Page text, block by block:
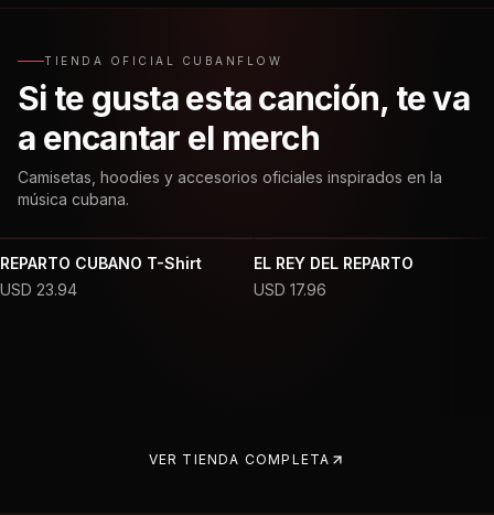
TIENDA OFICIAL CUBANFLOW
Si te gusta esta canción, te va
a encantar el merch
Camisetas, hoodies y accesorios oficiales inspirados en la
música cubana.
REPARTO CUBANO T-Shirt
USD 23.94
EL REY DEL REPARTO
USD 17.96
VER TIENDA COMPLETA